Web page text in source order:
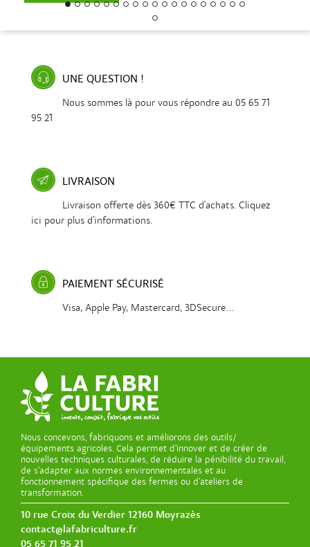
UNE QUESTION !
Nous sommes là pour vous répondre au 05 65 71
95 21
LIVRAISON
Livraison offerte dès 360€ TTC d'achats. Cliquez
ici pour plus d'informations.
PAIEMENT SÉCURISÉ
Visa, Apple Pay, Mastercard, 3DSecure...
Nous concevons, fabriquons et améliorons des outils/
équipements agricoles. Cela permet d’innover et de créer de
nouvelles techniques culturales, de réduire la pénibilité du travail,
de s’adapter aux normes environnementales et au
fonctionnement spécifique des fermes ou d’ateliers de
transformation.
10 rue Croix du Verdier 12160 Moyrazès
contact@lafabriculture.fr
05 65 71 95 21